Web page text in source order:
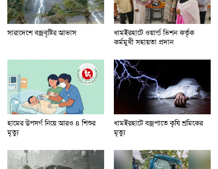
সারাদেশে বজ্রবৃষ্টির আভাস
ধামইরহাটে ওয়ার্ল্ড ভিশন কর্তৃক
কর্মমুখী সহায়তা প্রদান
হামের উপসর্গ নিয়ে আরও ৪ শিশুর
মৃত্যু
ধামইরহাটে ব্জ্রপাতে কৃষি শ্রমিকের
মৃত্যু